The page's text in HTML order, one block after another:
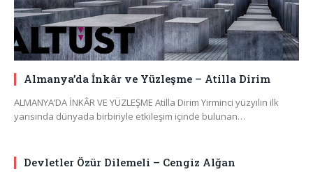
Almanya’da İnkâr ve Yüzleşme – Atilla Dirim
ALMANYA’DA İNKÂR VE YÜZLEŞME Atilla Dirim Yirminci yüzyılın ilk
yarısında dünyada birbiriyle etkileşim içinde bulunan…
Devletler Özür Dilemeli – Cengiz Alğan